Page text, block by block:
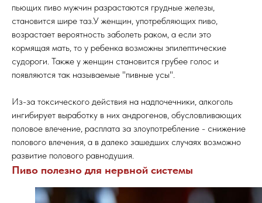
пьющих пиво мужчин разрастаются грудные железы,
становится шире таз.У женщин, употребляющих пиво,
возрастает вероятность заболеть раком, а если это
кормящая мать, то у ребенка возможны эпилептические
судороги. Также у женщин становится грубее голос и
появляются так называемые "пивные усы".
Из-за токсического действия на надпочечники, алкоголь
ингибирует выработку в них андрогенов, обусловливающих
половое влечение, расплата за злоупотребление - снижение
полового влечения, а в далеко зашедших случаях возможно
развитие полового равнодушия.
Пиво полезно для нервной системы